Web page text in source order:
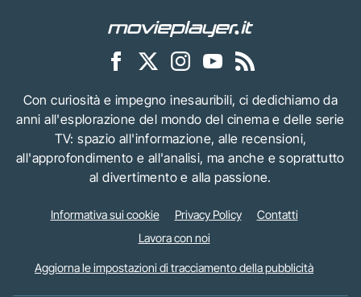
Con curiosità e impegno inesauribili, ci dedichiamo da
anni all'esplorazione del mondo del cinema e delle serie
TV: spazio all'informazione, alle recensioni,
all'approfondimento e all'analisi, ma anche e soprattutto
al divertimento e alla passione.
Informativa sui cookie Privacy Policy
Contatti
Lavora con noi
Aggiorna le impostazioni di tracciamento della pubblicità